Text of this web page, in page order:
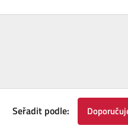
Seřadit podle: